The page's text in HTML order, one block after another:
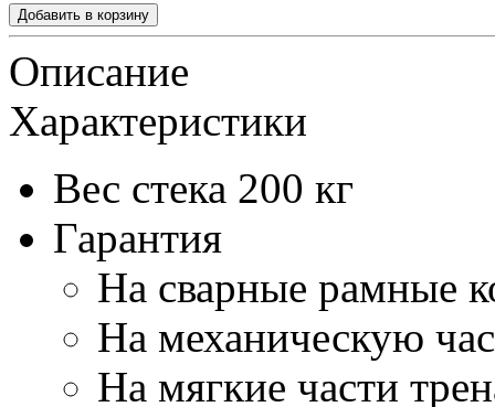
Описание
Характеристики
Вес стека 200 кг
Гарантия
На сварные рамные
На механическую
На мягкие части